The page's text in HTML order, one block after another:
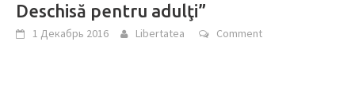
Deschisă pentru adulţi”
1 Декабрь 2016 Libertatea Comment